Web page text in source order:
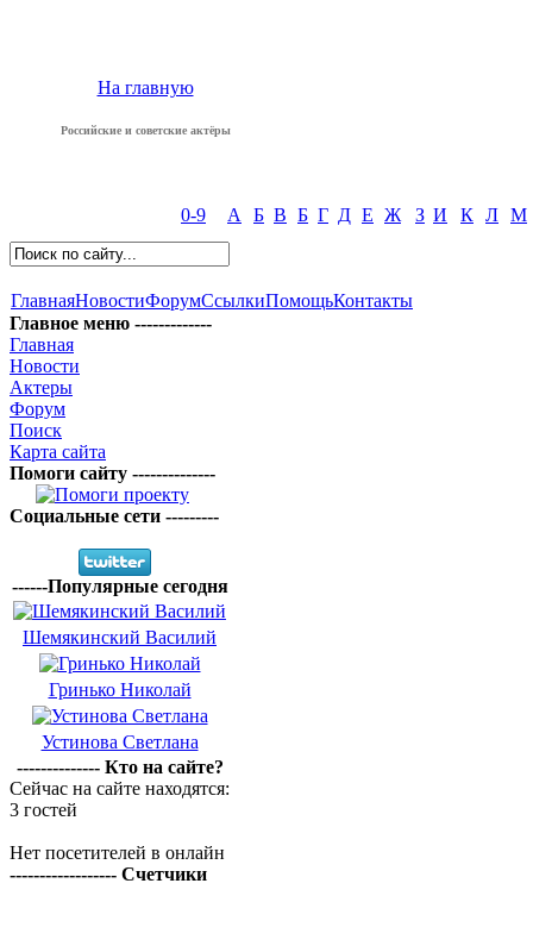
На главную
Российские и советские актёры
0-9 А Б В Б Г Д Е Ж З И К Л М
ГлавнаяНовостиФорумСсылкиПомощьКонтакты
Главное меню -------------
Главная
Новости
Актеры
Форум
Поиск
Карта сайта
Помоги сайту --------------
Социальные сети ---------
------Популярные сегодня
Шемякинский Василий
Гринько Николай
Устинова Светлана
-------------- Кто на сайте?
Сейчас на сайте находятся:
3 гостей
Нет посетителей в онлайн
------------------ Счетчики